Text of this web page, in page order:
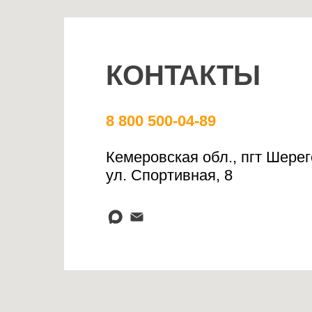
КОНТАКТЫ
8 800 500-04-89
Кемеровская обл., пгт
ул. Спортивная, 8